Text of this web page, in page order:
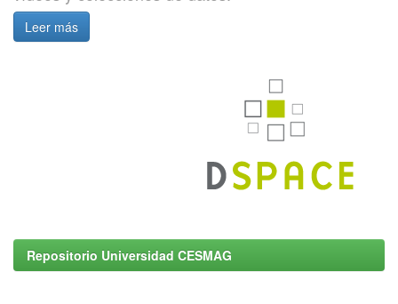
Leer más
Repositorio Universidad CESMAG